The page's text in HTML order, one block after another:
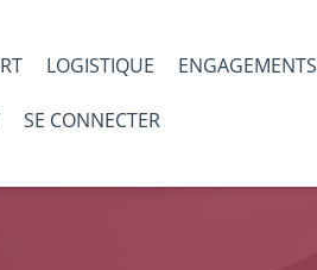
LOGISTIQUE ENGAGEMENTS
SE CONNECTER